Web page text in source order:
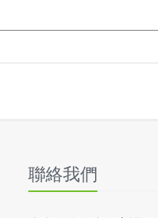
聯絡我們